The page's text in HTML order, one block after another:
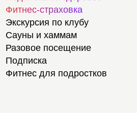
Фитнес-страховка
Экскурсия по клубу
Сауны и хаммам
Разовое посещение
Подписка
Фитнес для подростков